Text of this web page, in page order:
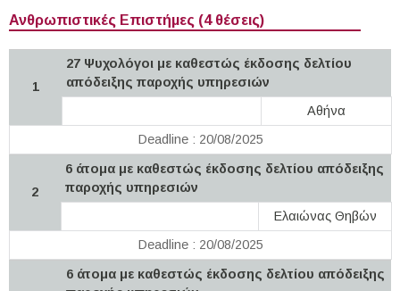
Ανθρωπιστικές Επιστήμες (4 θέσεις)
1
27 Ψυχολόγοι με καθεστώς έκδοσης δελτίου
απόδειξης παροχής υπηρεσιών
Αθήνα
Deadline : 20/08/2025
2
6 άτομα με καθεστώς έκδοσης δελτίου απόδειξης
παροχής υπηρεσιών
Ελαιώνας Θηβών
Deadline : 20/08/2025
6 άτομα με καθεστώς έκδοσης δελτίου απόδειξης